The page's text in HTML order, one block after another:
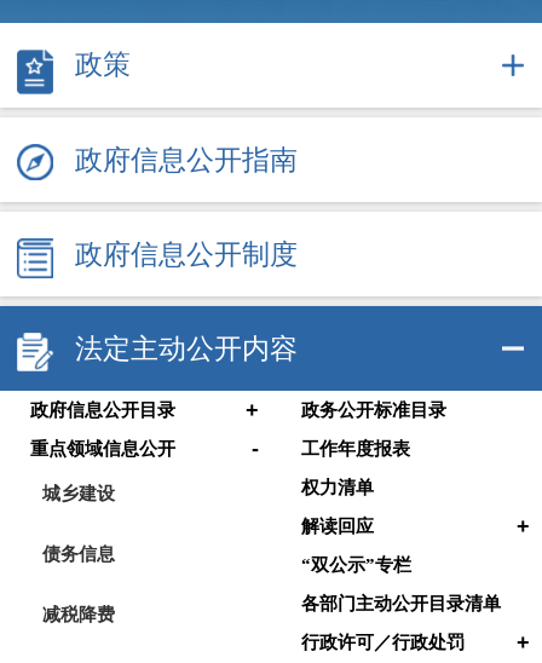
政策
政府信息公开指南
政府信息公开制度
法定主动公开内容
政府信息公开目录 +
政务公开标准目录
重点领域信息公开
-
城乡建设
债务信息
减税降费
工作年度报表
权力清单
解读回应
+
“双公示”专栏
各部门主动公开目录清单
行政许可／行政处罚
+